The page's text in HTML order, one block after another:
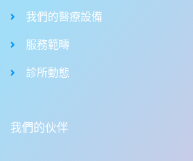
我們的醫療設備
服務範疇
診所動態
我們的伙伴